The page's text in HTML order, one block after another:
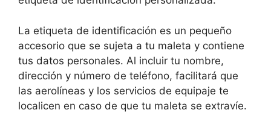
La etiqueta de identificación es un pequeño
accesorio que se sujeta a tu maleta y contiene
tus datos personales. Al incluir tu nombre,
dirección y número de teléfono, facilitará que
las aerolíneas y los servicios de equipaje te
localicen en caso de que tu maleta se extravíe.